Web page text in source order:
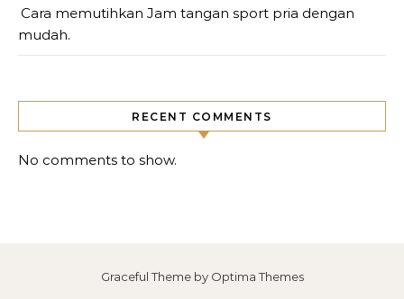
Cara memutihkan Jam tangan sport pria dengan
mudah.
RECENT COMMENTS
No comments to show.
Graceful Theme by Optima Themes